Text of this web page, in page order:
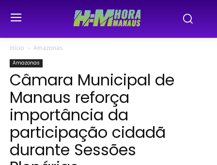
Início Amazonas
Amazonas
Câmara Municipal de
Manaus reforça
importância da
participação cidadã
durante Sessões